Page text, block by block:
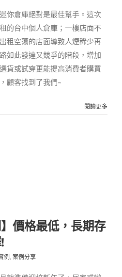
你倉庫絕對是最佳幫手。這次
的台中個人倉庫；一樓店面不
租空蕩的店面導致人煙稀少再
如此發達又競爭的階段，增加
貨或試穿更能提高消費者購買
顧客找到了我們~
閱讀更多
物空間】價
長期存放物
好選擇!
】價格最低，長期存
例 , 案例分享